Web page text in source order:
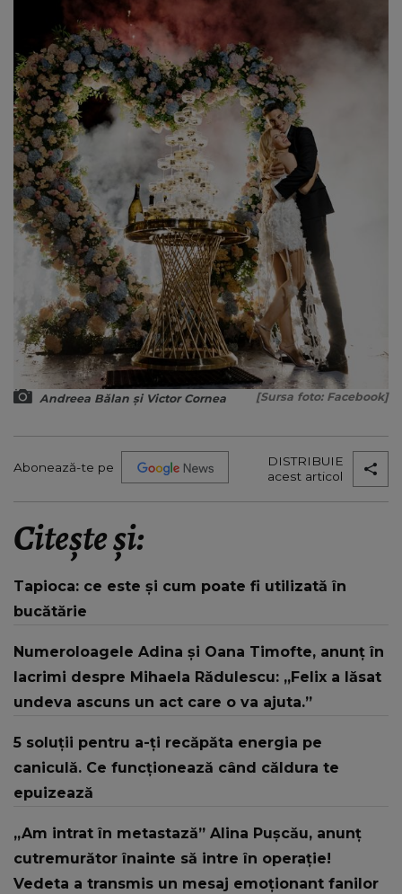
Andreea Bălan și Victor Cornea [Sursa foto: Facebook]
Abonează-te pe
DISTRIBUIE
acest articol
Citește și:
Tapioca: ce este și cum poate fi utilizată în
bucătărie
Numeroloagele Adina și Oana Timofte, anunț în
lacrimi despre Mihaela Rădulescu: „Felix a lăsat
undeva ascuns un act care o va ajuta.”
5 soluții pentru a-ți recăpăta energia pe
caniculă. Ce funcționează când căldura te
epuizează
„Am intrat în metastază” Alina Pușcău, anunț
cutremurător înainte să intre în operație!
Vedeta a transmis un mesaj emoționant fanilor